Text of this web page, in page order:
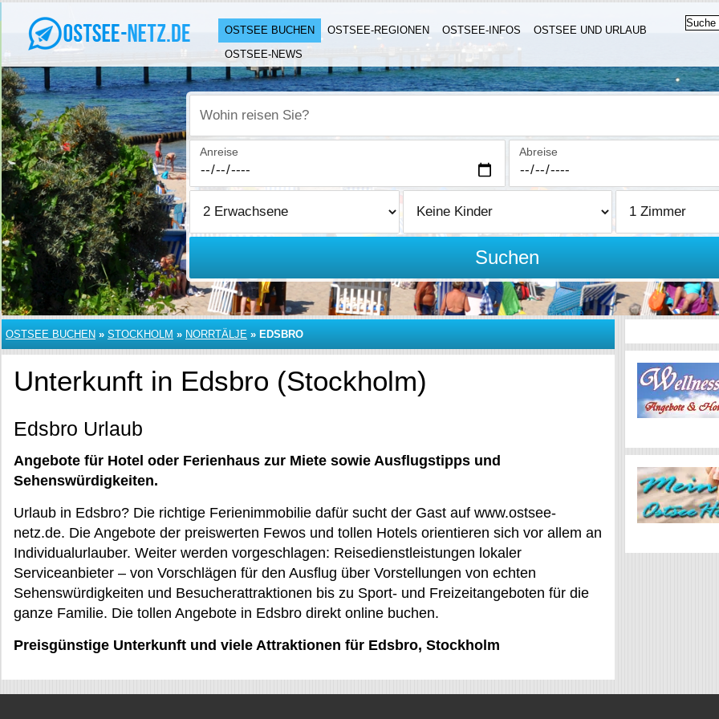
OSTSEE BUCHEN OSTSEE-REGIONEN OSTSEE-INFOS
OSTSEE UND URLAUB
OSTSEE-NEWS
Wohin reisen Sie?
Anreise Abreise
Suchen
OSTSEE BUCHEN » STOCKHOLM » NORRTÄLJE » EDSBRO
Unterkunft in Edsbro (Stockholm)
Edsbro Urlaub
Angebote für Hotel oder Ferienhaus zur Miete sowie Ausflugstipps und
Sehenswürdigkeiten.
Urlaub in Edsbro? Die richtige Ferienimmobilie dafür sucht der Gast auf www.ostsee-
netz.de. Die Angebote der preiswerten Fewos und tollen Hotels orientieren sich vor allem an
Individualurlauber. Weiter werden vorgeschlagen: Reisedienstleistungen lokaler
Serviceanbieter – von Vorschlägen für den Ausflug über Vorstellungen von echten
Sehenswürdigkeiten und Besucherattraktionen bis zu Sport- und Freizeitangeboten für die
ganze Familie. Die tollen Angebote in Edsbro direkt online buchen.
Preisgünstige Unterkunft und viele Attraktionen für Edsbro, Stockholm